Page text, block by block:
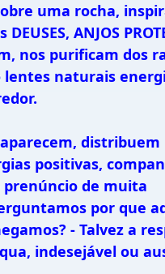
uma rocha,
ANJOS
nos purificam dos
lentes naturais
distribuem
positivas,
prenúncio de muita
por que
- Talvez a
indesejável ou